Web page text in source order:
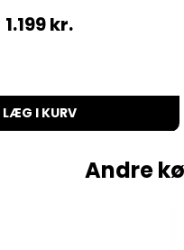
1.199kr.
LÆG I KURV
Andre